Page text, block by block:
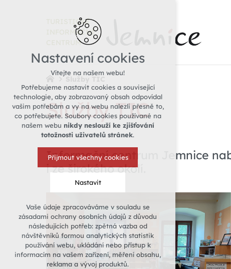
TURISTICKÉ
INFORMAČNÍ
CENTRUM
Služby TIC
Informační centrum Jemnice
i ze širokého okolí.
Nastavení cookies
Vítejte na našem webu!
Potřebujeme nastavit cookies a související
technologie, aby zobrazovaný obsah odpovídal
vašim potřebám a vy na webu nalezli přesně to,
co potřebujete. Soubory cookies používané na
našem webu nikdy neslouží ke zjišťování
totožnosti uživatelů stránek.
Přijmout všechny cookies
Nastavit
Technická cookies
nutná pro provozování webu
udržení kontextu stránek (session):
případná přihlášení, volby jazyka, apod.
Volitelná cookies
Vaše údaje zpracováváme v souladu se
zásadami ochrany osobních údajů z důvodu
následujících potřeb: zpětná vazba od
návštěvníků formou analytických statistik
používání webu, ukládání nebo přístup k
informacím na vašem zařízení, měření obsahu,
reklama a vývoj produktů.